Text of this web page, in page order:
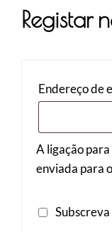
Registar
Endereço de
A ligação
enviada para